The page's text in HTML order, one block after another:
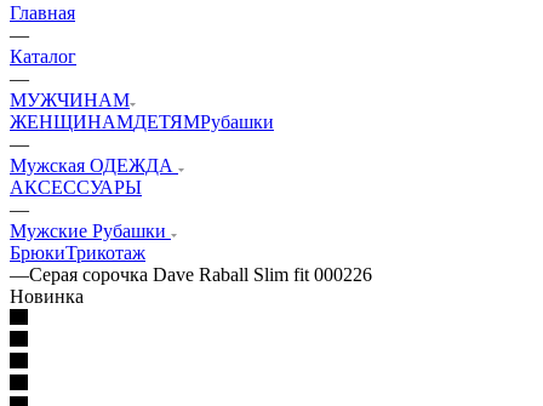
Главная
—
Каталог
—
МУЖЧИНАМ
ЖЕНЩИНАМДЕТЯМРубашки
—
Мужская ОДЕЖДА
АКСЕССУАРЫ
—
Мужские Рубашки
БрюкиТрикотаж
—Серая сорочка Dave Raball Slim fit 000226
Новинка